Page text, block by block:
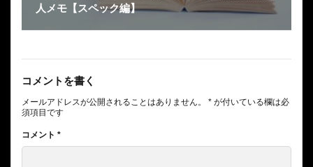
人メモ【スペック編】
コメントを書く
メールアドレスが公開されることはありません。 * が付いている欄は必
須項目です
コメント *